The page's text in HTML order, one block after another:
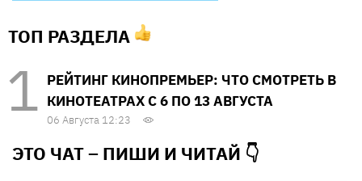
ТОП РАЗДЕЛА
РЕЙТИНГ КИНОПРЕМЬЕР: ЧТО СМОТРЕТЬ В
КИНОТЕАТРАХ С 6 ПО 13 АВГУСТА
06 Августа 12:23
ЭТО ЧАТ – ПИШИ И ЧИТАЙ 👇